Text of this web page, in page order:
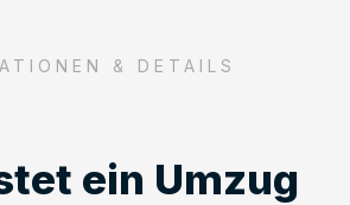
& DETAILS
ein Umzug